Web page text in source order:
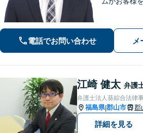
電話でお問い合わせ メ
江崎 健太 弁護
弁護士法人葵綜合法律
福島県|郡山市 郡
詳細を見る